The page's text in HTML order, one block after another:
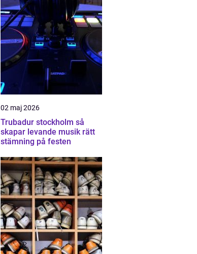
02 maj 2026
Trubadur stockholm så
skapar levande musik rätt
stämning på festen